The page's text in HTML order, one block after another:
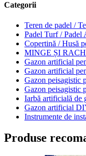
Categorii
Teren de padel /
Padel Turf / Padel
Copertină / Husă
MINGE ȘI
Gazon artificial
Gazon artificial
Gazon peisagistic
Gazon peisagistic
Iarbă artificială de
Gazon artificial
Instrumente de
Produse